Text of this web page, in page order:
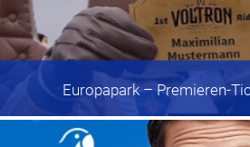
Europapark– Premieren-